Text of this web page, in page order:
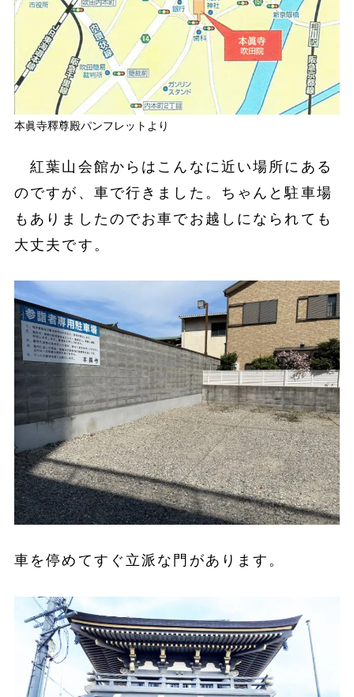
本眞寺釋尊殿パンフレットより
紅葉山会館からはこんなに近い場所にある
のですが、車で行きました。ちゃんと駐車場
もありましたのでお車でお越しになられても
大丈夫です。
車を停めてすぐ立派な門があります。